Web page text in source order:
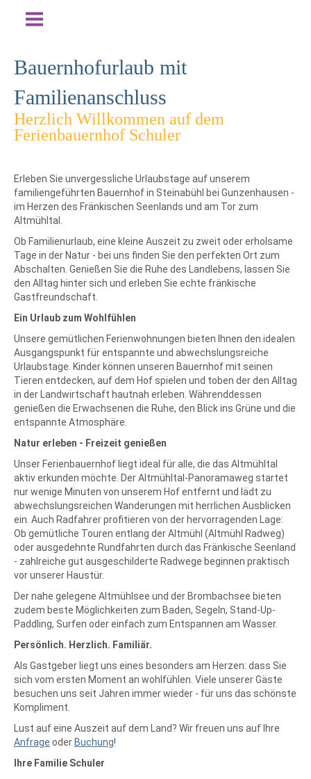
Bauernhofurlaub mit
Familienanschluss
Herzlich Willkommen auf dem
Ferienbauernhof Schuler
Erleben Sie unvergessliche Urlaubstage auf unserem
familiengeführten Bauernhof in Steinabühl bei Gunzenhausen -
im Herzen des Fränkischen Seenlands und am Tor zum
Altmühltal.
Ob Familienurlaub, eine kleine Auszeit zu zweit oder erholsame
Tage in der Natur - bei uns finden Sie den perfekten Ort zum
Abschalten. Genießen Sie die Ruhe des Landlebens, lassen Sie
den Alltag hinter sich und erleben Sie echte fränkische
Gastfreundschaft.
Ein Urlaub zum Wohlfühlen
Unsere gemütlichen Ferienwohnungen bieten Ihnen den idealen
Ausgangspunkt für entspannte und abwechslungsreiche
Urlaubstage. Kinder können unseren Bauernhof mit seinen
Tieren entdecken, auf dem Hof spielen und toben der den Alltag
in der Landwirtschaft hautnah erleben. Währenddessen
genießen die Erwachsenen die Ruhe, den Blick ins Grüne und die
entspannte Atmosphäre.
Natur erleben - Freizeit genießen
Unser Ferienbauernhof liegt ideal für alle, die das Altmühltal
aktiv erkunden möchte. Der Altmühltal-Panoramaweg startet
nur wenige Minuten von unserem Hof entfernt und lädt zu
abwechslungsreichen Wanderungen mit herrlichen Ausblicken
ein. Auch Radfahrer profitieren von der hervorragenden Lage:
Ob gemütliche Touren entlang der Altmühl (Altmühl Radweg)
oder ausgedehnte Rundfahrten durch das Fränkische Seenland
- zahlreiche gut ausgeschilderte Radwege beginnen praktisch
vor unserer Haustür.
Der nahe gelegene Altmühlsee und der Brombachsee bieten
zudem beste Möglichkeiten zum Baden, Segeln, Stand-Up-
Paddling, Surfen oder einfach zum Entspannen am Wasser.
Persönlich. Herzlich. Familiär.
Als Gastgeber liegt uns eines besonders am Herzen: dass Sie
sich vom ersten Moment an wohlfühlen. Viele unserer Gäste
besuchen uns seit Jahren immer wieder - für uns das schönste
Kompliment.
Lust auf eine Auszeit auf dem Land? Wir freuen uns auf Ihre
Anfrage oder Buchung!
Ihre Familie Schuler